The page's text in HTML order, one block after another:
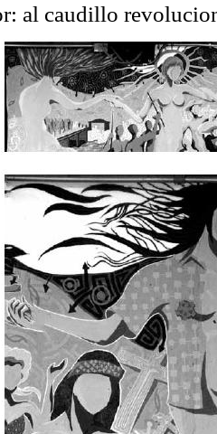
al caudillo